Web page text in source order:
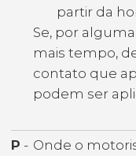
partir da
Se, por
mais tempo,
contato que
podem ser
P - Onde o